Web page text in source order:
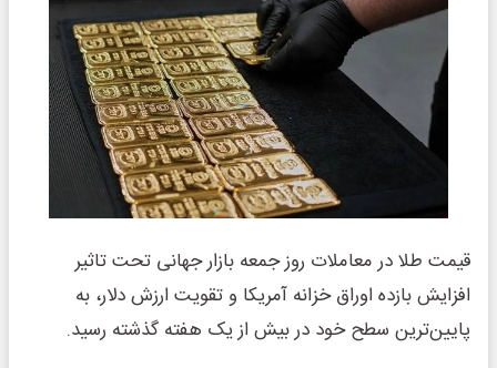
قیمت طلا در معاملات روز جمعه بازار جهانی تحت تاثیر
افزایش بازده اوراق خزانه آمریکا و تقویت ارزش دلار، به
پایین‌ترین سطح خود در بیش از یک هفته گذشته رسید.